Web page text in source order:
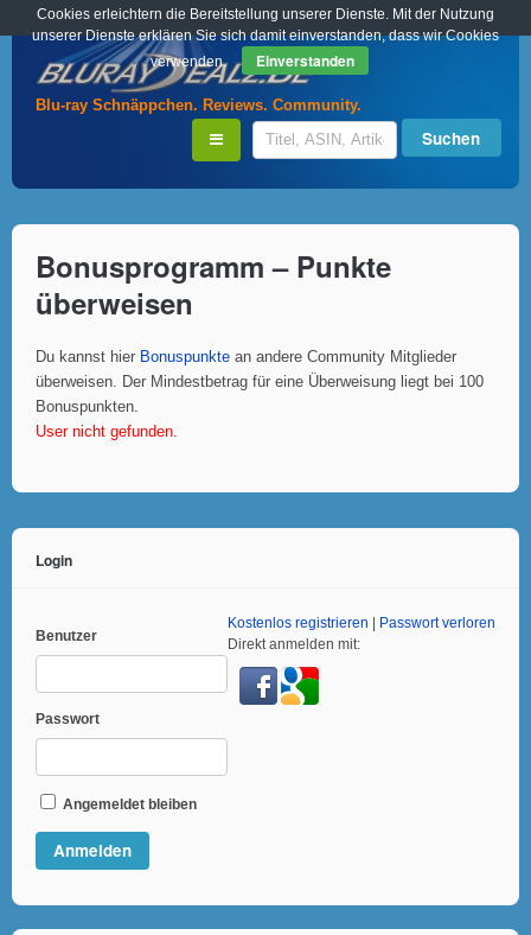
Blu-ray Schnäppchen. Reviews. Community.
Bonusprogramm – Punkte
überweisen
Du kannst hier Bonuspunkte an andere Community Mitglieder
überweisen. Der Mindestbetrag für eine Überweisung liegt bei 100
Bonuspunkten.
User nicht gefunden.
Login
Benutzer
Passwort
Angemeldet bleiben
Kostenlos registrieren | Passwort verloren
Direkt anmelden mit:
Cookies erleichtern die Bereitstellung unserer Dienste. Mit der Nutzung
unserer Dienste erklären Sie sich damit einverstanden, dass wir Cookies
verwenden.
Einverstanden